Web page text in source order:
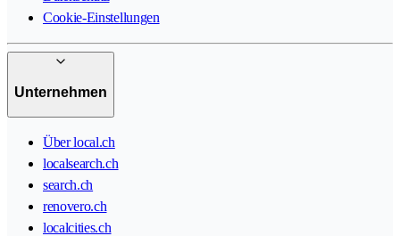
Cookie-Einstellungen
Unternehmen
Über local.ch
localsearch.ch
search.ch
renovero.ch
localcities.ch